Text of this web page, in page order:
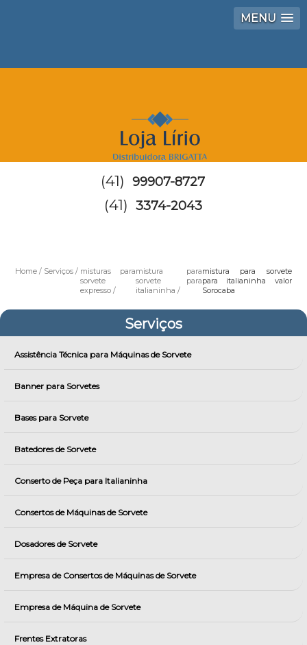
MENU
(41) 99907-8727
(41) 3374-2043
Home Serviços
misturas para
sorvete
expresso
mistura para
sorvete para
italianinha
mistura para sorvete
para italianinha valor
Sorocaba
Serviços
Assistência Técnica para Máquinas de Sorvete
Banner para Sorvetes
Bases para Sorvete
Batedores de Sorvete
Conserto de Peça para Italianinha
Consertos de Máquinas de Sorvete
Dosadores de Sorvete
Empresa de Consertos de Máquinas de Sorvete
Empresa de Máquina de Sorvete
Frentes Extratoras